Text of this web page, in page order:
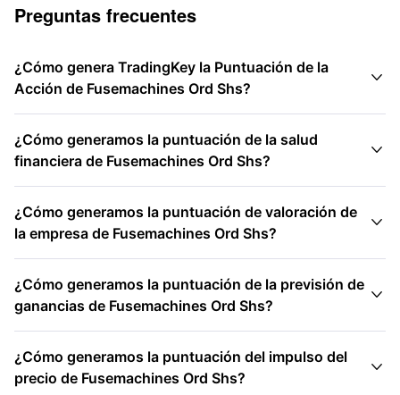
Preguntas frecuentes
¿Cómo genera TradingKey la Puntuación de la
Acción de Fusemachines Ord Shs?

¿Cómo generamos la puntuación de la salud
financiera de Fusemachines Ord Shs?

¿Cómo generamos la puntuación de valoración de
la empresa de Fusemachines Ord Shs?

¿Cómo generamos la puntuación de la previsión de
ganancias de Fusemachines Ord Shs?

¿Cómo generamos la puntuación del impulso del
precio de Fusemachines Ord Shs?
